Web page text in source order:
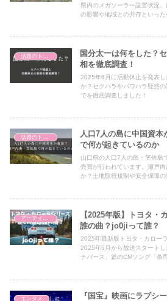
県内のメガソーラー設置状況
の影響や地域との共存といった
国分太一は何をした？
相を徹底調査！
2025年6月に活動休止を発表
か？セクハラやパワハラ疑惑
でを徹底調査しました！
人口7人の島に中国資
で何が起きているのか
山口県の人口7人の島・笠佐島
売買が行われています。瀬戸
か？土地取得規制や安全保障
【2025年版】トヨタ・
誰の曲？jo0jiって誰？
2025年最新版トヨタ・カロー
2025年5月から放送スタート
チバース」篇のCMソング「条
エンタメ
『国宝』映画にラブシ